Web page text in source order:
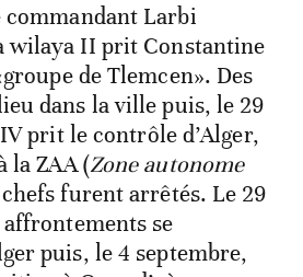
Larbi
wilaya II prit Constantine
de Tlemcen». Des
dans la ville puis, le 29
prit le contrôle d’Alger,
la ZAA (Zone autonome
furent arrêtés. Le 29
se
puis, le 4 septembre,